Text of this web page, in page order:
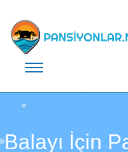
Balayı İçin